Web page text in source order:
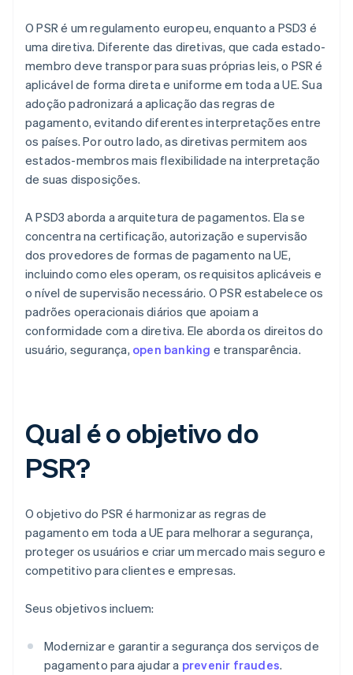
O PSR é um regulamento europeu, enquanto a PSD3 é
uma diretiva. Diferente das diretivas, que cada estado-
membro deve transpor para suas próprias leis, o PSR é
aplicável de forma direta e uniforme em toda a UE. Sua
adoção padronizará a aplicação das regras de
pagamento, evitando diferentes interpretações entre
os países. Por outro lado, as diretivas permitem aos
estados-membros mais flexibilidade na interpretação
de suas disposições.
A PSD3 aborda a arquitetura de pagamentos. Ela se
concentra na certificação, autorização e supervisão
dos provedores de formas de pagamento na UE,
incluindo como eles operam, os requisitos aplicáveis e
o nível de supervisão necessário. O PSR estabelece os
padrões operacionais diários que apoiam a
conformidade com a diretiva. Ele aborda os direitos do
usuário, segurança, open banking e transparência.
Qual é o objetivo do
PSR?
O objetivo do PSR é harmonizar as regras de
pagamento em toda a UE para melhorar a segurança,
proteger os usuários e criar um mercado mais seguro e
competitivo para clientes e empresas.
Seus objetivos incluem:
Modernizar e garantir a segurança dos serviços de
pagamento para ajudar a prevenir fraudes.